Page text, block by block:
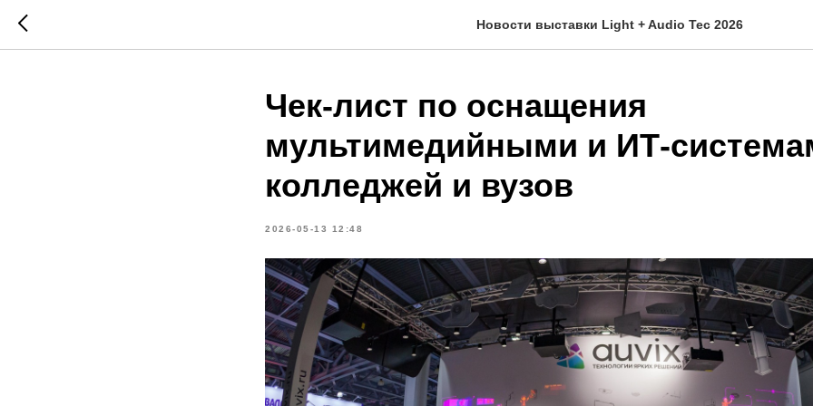
Новости выставки Light + Audio Tec 2026
Чек-лист по оснащения
мультимедийными и ИТ-
колледжей и вузов
2026-05-13 12:48